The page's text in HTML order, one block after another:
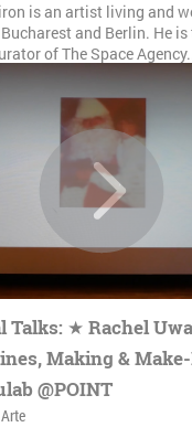
is an artist living and
and Berlin. He
of The Space
Talks: ★ Rachel
Making &
@POINT